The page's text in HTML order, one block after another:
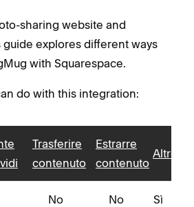
sharing website and
guide explores different ways
with Squarespace.
do with this integration:
Trasferire
contenuto
Estrarre
contenuto
Altro
No No Sì